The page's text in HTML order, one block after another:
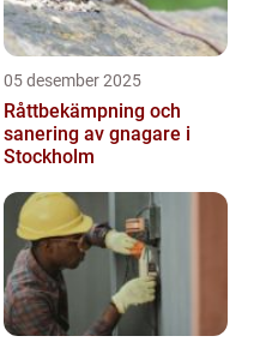
05 desember 2025
Råttbekämpning och
sanering av gnagare i
Stockholm